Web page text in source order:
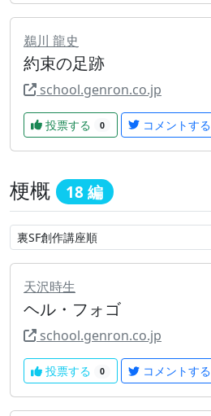
鵜川 龍史
約束の足跡
school.genron.co.jp
投票する 0 コメントする
梗概 18 編
天沢時生
ヘル・フォゴ
school.genron.co.jp
投票する 0 コメントする